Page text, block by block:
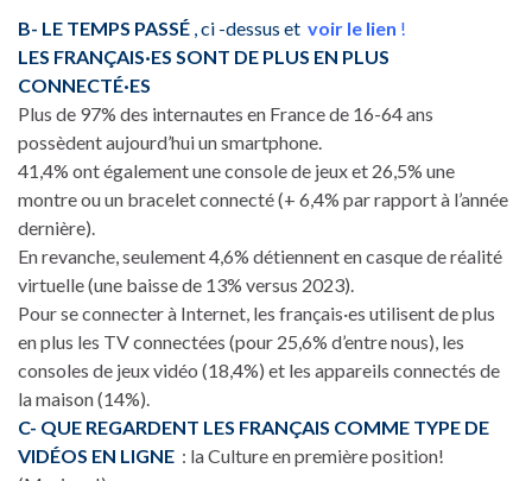
B- LE TEMPS PASSÉ , ci -dessus et voir le lien !
LES FRANÇAIS·ES SONT DE PLUS EN PLUS
CONNECTÉ·ES
Plus de 97% des internautes en France de 16-64 ans
possèdent aujourd’hui un smartphone.
41,4% ont également une console de jeux et 26,5% une
montre ou un bracelet connecté (+ 6,4% par rapport à l’année
dernière).
En revanche, seulement 4,6% détiennent en casque de réalité
virtuelle (une baisse de 13% versus 2023).
Pour se connecter à Internet, les français·es utilisent de plus
en plus les TV connectées (pour 25,6% d’entre nous), les
consoles de jeux vidéo (18,4%) et les appareils connectés de
la maison (14%).
C- QUE REGARDENT LES FRANÇAIS COMME TYPE DE
VIDÉOS EN LIGNE : la Culture en première position!